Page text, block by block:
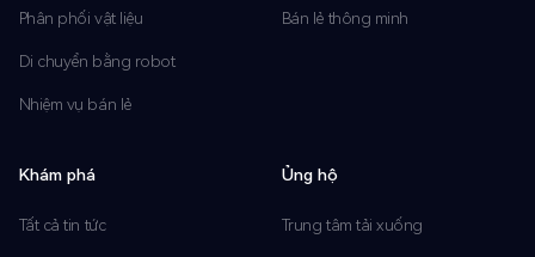
Phân phối vật liệu
Di chuyển bằng robot
Nhiệm vụ bán lẻ
Bán lẻ thông minh
Khám phá
Tất cả tin tức
Ủng hộ
Trung tâm tải xuống